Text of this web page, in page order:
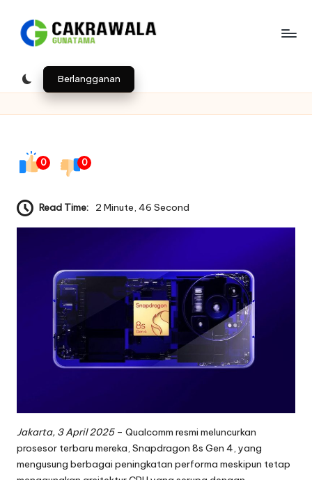
e
ri
a
T
e
k
e
r
b
Berlangganan
0 0
Read Time: 2 Minute, 46 Second
Jakarta, 3 April 2025– Qualcomm resmi meluncurkan
prosesor terbaru mereka, Snapdragon 8s Gen 4, yang
mengusung berbagai peningkatan performa meskipun tetap